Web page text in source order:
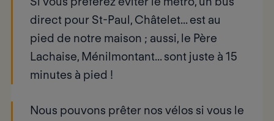
direct pour St-Paul, Châtelet... est au
pied de notre maison ; aussi, le Père
Lachaise, Ménilmontant... sont juste à 15
minutes à pied !
Nous pouvons prêter nos vélos si vous le